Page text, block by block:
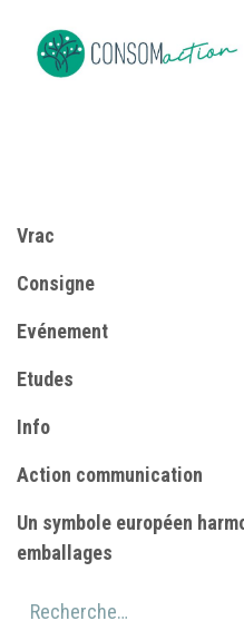
Vrac
Consigne
​Evénement
Etudes
Info
​Action communication
Un symbole européen
emballages